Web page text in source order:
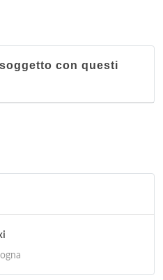
Stefano
con questi